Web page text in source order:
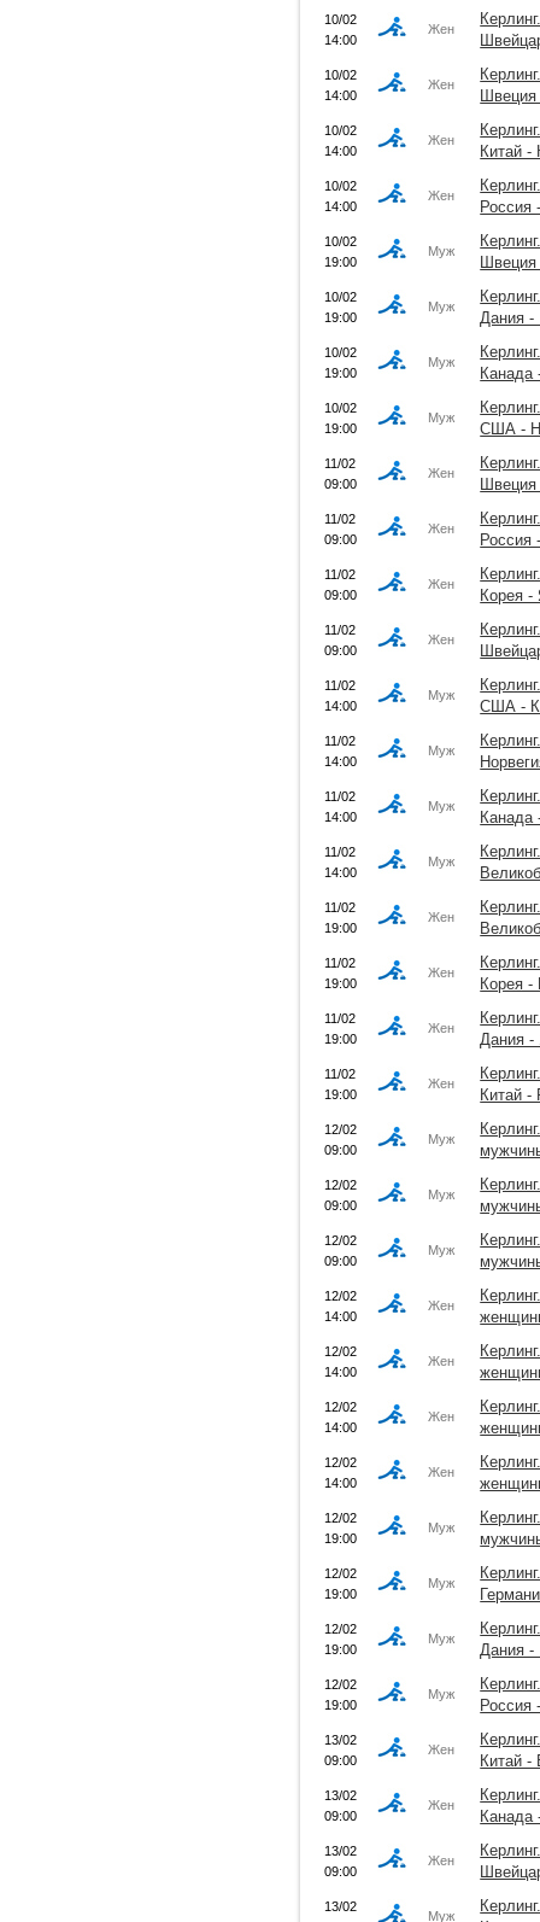
10/02
14:00
Жен
10/02
14:00
Жен
Швеция
10/02
14:00
Жен
Китай -
10/02
14:00
Жен
Россия
10/02
19:00
Муж
Швеция
10/02
19:00
Муж
Дания -
10/02
19:00
Муж
Канада
10/02
19:00
Муж
США -
11/02
09:00
Жен
Швеция
11/02
09:00
Жен
11/02
09:00
Жен
Корея -
11/02
09:00
Жен
11/02
14:00
Муж
США -
11/02
14:00
Муж
11/02
14:00
Муж
Канада
11/02
14:00
Муж
11/02
19:00
Жен
11/02
19:00
Жен
Корея -
11/02
19:00
Жен
Дания -
11/02
19:00
Жен
Китай -
12/02
09:00
Муж
12/02
09:00
Муж
12/02
09:00
Муж
12/02
14:00
Жен
12/02
14:00
Жен
12/02
14:00
Жен
12/02
14:00
Жен
12/02
19:00
Муж
12/02
19:00
Муж
12/02
19:00
Муж
Дания -
12/02
19:00
Муж
Россия
13/02
09:00
Жен
Китай -
13/02
09:00
Жен
Канада
13/02
09:00
Жен
13/02
Муж